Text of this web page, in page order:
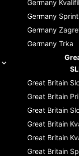
Germany
Germany Sprint
Germany
Germany Trka
Great Britain
Great Britain
Great Britain
Great Britain
Great Britain
Great Britain